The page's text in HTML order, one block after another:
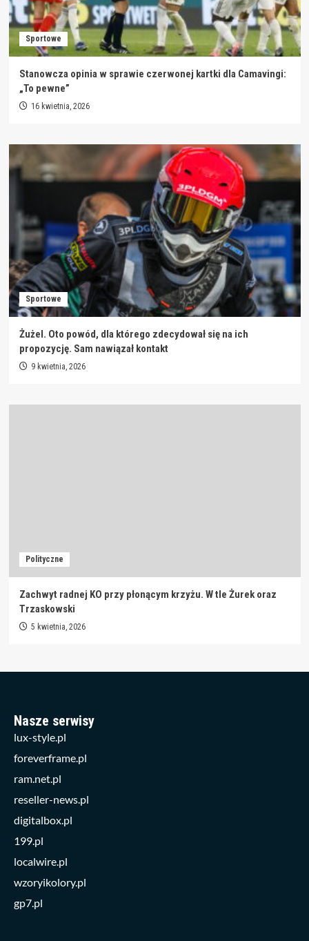
Sportowe
Stanowcza opinia w sprawie czerwonej kartki dla Camavingi:
„To pewne”
16 kwietnia, 2026
Sportowe
Żużel. Oto powód, dla którego zdecydował się na ich
propozycję. Sam nawiązał kontakt
9 kwietnia, 2026
Polityczne
Zachwyt radnej KO przy płonącym krzyżu. W tle Żurek oraz
Trzaskowski
5 kwietnia, 2026
Nasze serwisy
lux-style.pl
foreverframe.pl
ram.net.pl
reseller-news.pl
digitalbox.pl
199.pl
localwire.pl
wzoryikolory.pl
gp7.pl